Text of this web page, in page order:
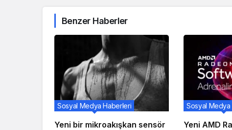
Benzer Haberler
Yeni bir mikroakışkan sensör
Sosyal Medya Haberleri
Yeni AMD
Sosyal